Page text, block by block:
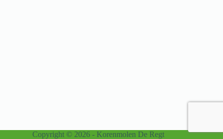
Copyright © 2026 - Korenmolen De Regt